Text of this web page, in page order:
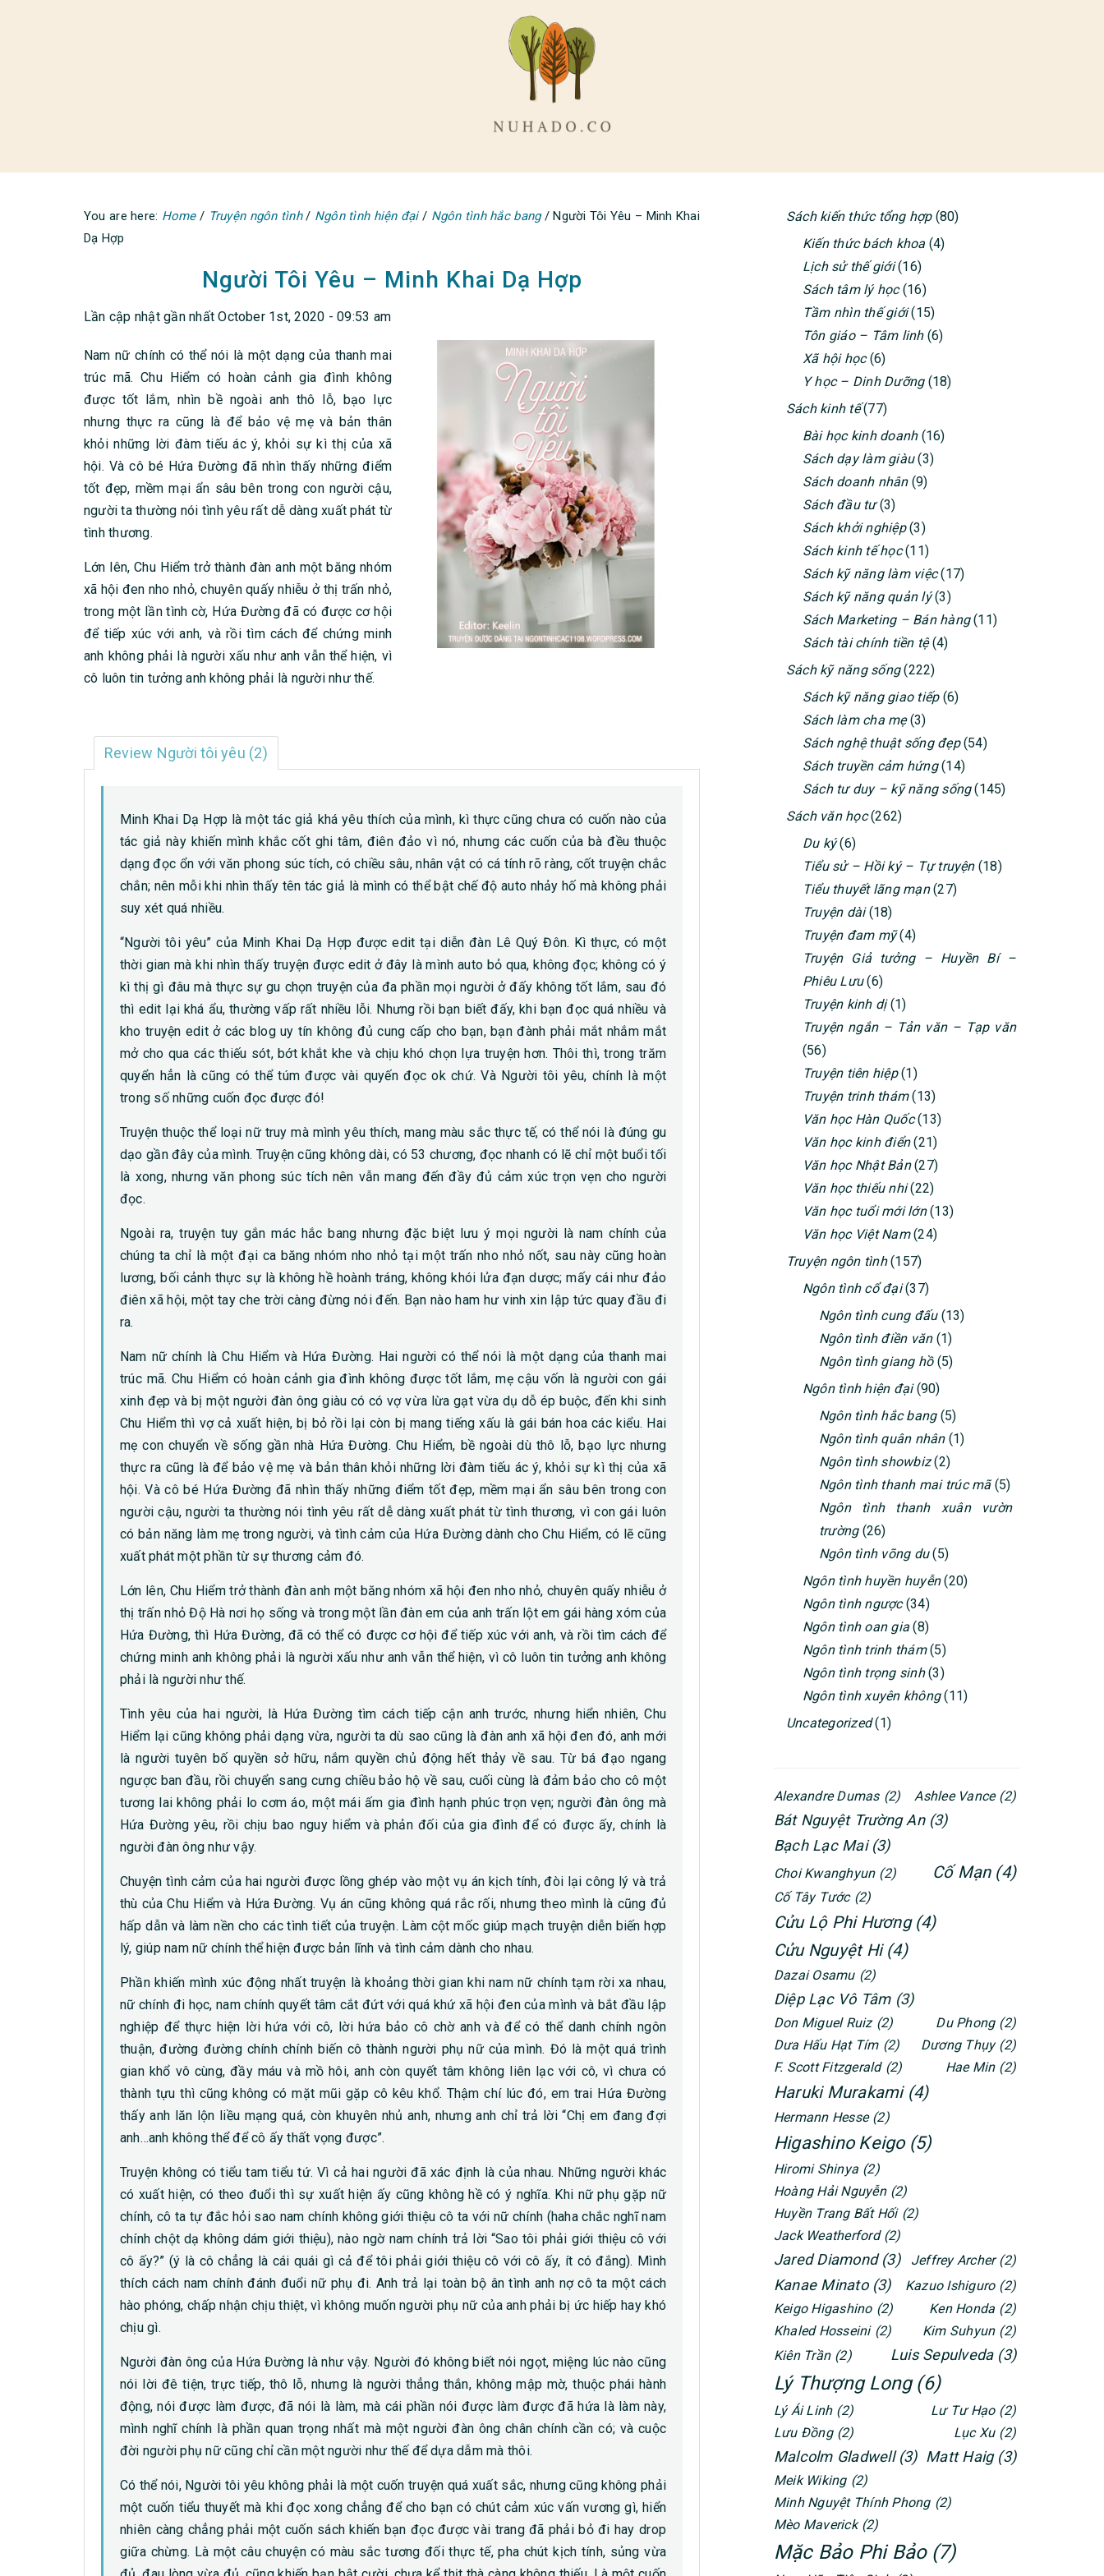
You are here: Home / Truyện ngôn tình / Ngôn tình hiện đại / Ngôn tình hắc bang /Người Tôi Yêu – Minh Khai
Dạ Hợp
Người Tôi Yêu – Minh Khai Dạ Hợp
Lần cập nhật gần nhất October 1st, 2020 - 09:53 am
Nam nữ chính có thể nói là một dạng của thanh mai
trúc mã. Chu Hiểm có hoàn cảnh gia đình không
được tốt lắm, nhìn bề ngoài anh thô lỗ, bạo lực
nhưng thực ra cũng là để bảo vệ mẹ và bản thân
khỏi những lời đàm tiếu ác ý, khỏi sự kì thị của xã
hội. Và cô bé Hứa Đường đã nhìn thấy những điểm
tốt đẹp, mềm mại ẩn sâu bên trong con người cậu,
người ta thường nói tình yêu rất dễ dàng xuất phát từ
tình thương.
Lớn lên, Chu Hiểm trở thành đàn anh một băng nhóm
xã hội đen nho nhỏ, chuyên quấy nhiễu ở thị trấn nhỏ,
trong một lần tình cờ, Hứa Đường đã có được cơ hội
để tiếp xúc với anh, và rồi tìm cách để chứng minh
anh không phải là người xấu như anh vẫn thể hiện, vì
cô luôn tin tưởng anh không phải là người như thế.
Review Người tôi yêu (2)
Minh Khai Dạ Hợp là một tác giả khá yêu thích của mình, kì thực cũng chưa có cuốn nào của
tác giả này khiến mình khắc cốt ghi tâm, điên đảo vì nó, nhưng các cuốn của bà đều thuộc
dạng đọc ổn với văn phong súc tích, có chiều sâu, nhân vật có cá tính rõ ràng, cốt truyện chắc
chắn; nên mỗi khi nhìn thấy tên tác giả là mình có thể bật chế độ auto nhảy hố mà không phải
suy xét quá nhiều.
“Người tôi yêu” của Minh Khai Dạ Hợp được edit tại diễn đàn Lê Quý Đôn. Kì thực, có một
thời gian mà khi nhìn thấy truyện được edit ở đây là mình auto bỏ qua, không đọc; không có ý
kì thị gì đâu mà thực sự gu chọn truyện của đa phần mọi người ở đấy không tốt lắm, sau đó
thì edit lại khá ẩu, thường vấp rất nhiều lỗi. Nhưng rồi bạn biết đấy, khi bạn đọc quá nhiều và
kho truyện edit ở các blog uy tín không đủ cung cấp cho bạn, bạn đành phải mắt nhắm mắt
mở cho qua các thiếu sót, bớt khắt khe và chịu khó chọn lựa truyện hơn. Thôi thì, trong trăm
quyển hẳn là cũng có thể túm được vài quyến đọc ok chứ. Và Người tôi yêu, chính là một
trong số những cuốn đọc được đó!
Truyện thuộc thể loại nữ truy mà mình yêu thích, mang màu sắc thực tế, có thể nói là đúng gu
dạo gần đây của mình. Truyện cũng không dài, có 53 chương, đọc nhanh có lẽ chỉ một buổi tối
là xong, nhưng văn phong súc tích nên vẫn mang đến đầy đủ cảm xúc trọn vẹn cho người
đọc.
Ngoài ra, truyện tuy gắn mác hắc bang nhưng đặc biệt lưu ý mọi người là nam chính của
chúng ta chỉ là một đại ca băng nhóm nho nhỏ tại một trấn nho nhỏ nốt, sau này cũng hoàn
lương, bối cảnh thực sự là không hề hoành tráng, không khói lửa đạn dược; mấy cái như đảo
điên xã hội, một tay che trời càng đừng nói đến. Bạn nào ham hư vinh xin lập tức quay đầu đi
ra.
Nam nữ chính là Chu Hiểm và Hứa Đường. Hai người có thể nói là một dạng của thanh mai
trúc mã. Chu Hiểm có hoàn cảnh gia đình không được tốt lắm, mẹ cậu vốn là người con gái
xinh đẹp và bị một người đàn ông giàu có có vợ vừa lừa gạt vừa dụ dỗ ép buộc, đến khi sinh
Chu Hiểm thì vợ cả xuất hiện, bị bỏ rồi lại còn bị mang tiếng xấu là gái bán hoa các kiểu. Hai
mẹ con chuyển về sống gần nhà Hứa Đường. Chu Hiểm, bề ngoài dù thô lỗ, bạo lực nhưng
thực ra cũng là để bảo vệ mẹ và bản thân khỏi những lời đàm tiếu ác ý, khỏi sự kì thị của xã
hội. Và cô bé Hứa Đường đã nhìn thấy những điểm tốt đẹp, mềm mại ẩn sâu bên trong con
người cậu, người ta thường nói tình yêu rất dễ dàng xuất phát từ tình thương, vì con gái luôn
có bản năng làm mẹ trong người, và tình cảm của Hứa Đường dành cho Chu Hiểm, có lẽ cũng
xuất phát một phần từ sự thương cảm đó.
Lớn lên, Chu Hiểm trở thành đàn anh một băng nhóm xã hội đen nho nhỏ, chuyên quấy nhiễu ở
thị trấn nhỏ Độ Hà nơi họ sống và trong một lần đàn em của anh trấn lột em gái hàng xóm của
Hứa Đường, thì Hứa Đường, đã có thể có được cơ hội để tiếp xúc với anh, và rồi tìm cách để
chứng minh anh không phải là người xấu như anh vẫn thể hiện, vì cô luôn tin tưởng anh không
phải là người như thế.
Tình yêu của hai người, là Hứa Đường tìm cách tiếp cận anh trước, nhưng hiển nhiên, Chu
Hiểm lại cũng không phải dạng vừa, người ta dù sao cũng là đàn anh xã hội đen đó, anh mới
là người tuyên bố quyền sở hữu, nắm quyền chủ động hết thảy về sau. Từ bá đạo ngang
ngược ban đầu, rồi chuyển sang cưng chiều bảo hộ về sau, cuối cùng là đảm bảo cho cô một
tương lai không phải lo cơm áo, một mái ấm gia đình hạnh phúc trọn vẹn; người đàn ông mà
Hứa Đường yêu, rồi chịu bao nguy hiểm và phản đối của gia đình để có được ấy, chính là
người đàn ông như vậy.
Chuyện tình cảm của hai người được lồng ghép vào một vụ án kịch tính, đòi lại công lý và trả
thù của Chu Hiểm và Hứa Đường. Vụ án cũng không quá rắc rối, nhưng theo mình là cũng đủ
hấp dẫn và làm nền cho các tình tiết của truyện. Làm cột mốc giúp mạch truyện diễn biến hợp
lý, giúp nam nữ chính thể hiện được bản lĩnh và tình cảm dành cho nhau.
Phần khiến mình xúc động nhất truyện là khoảng thời gian khi nam nữ chính tạm rời xa nhau,
nữ chính đi học, nam chính quyết tâm cắt đứt với quá khứ xã hội đen của mình và bắt đầu lập
nghiệp để thực hiện lời hứa với cô, lời hứa bảo cô chờ anh và để có thể danh chính ngôn
thuận, đường đường chính chính biến cô thành người phụ nữ của mình. Đó là một quá trình
gian khổ vô cùng, đầy máu và mồ hôi, anh còn quyết tâm không liên lạc với cô, vì chưa có
thành tựu thì cũng không có mặt mũi gặp cô kêu khổ. Thậm chí lúc đó, em trai Hứa Đường
thấy anh lăn lộn liều mạng quá, còn khuyên nhủ anh, nhưng anh chỉ trả lời “Chị em đang đợi
anh…anh không thể để cô ấy thất vọng được”.
Truyện không có tiểu tam tiểu tứ. Vì cả hai người đã xác định là của nhau. Những người khác
có xuất hiện, có theo đuổi thì sự xuất hiện ấy cũng không hề có ý nghĩa. Khi nữ phụ gặp nữ
chính, cô ta tự đắc hỏi sao nam chính không giới thiệu cô ta với nữ chính (haha chắc nghĩ nam
chính chột dạ không dám giới thiệu), nào ngờ nam chính trả lời “Sao tôi phải giới thiệu cô với
cô ấy?” (ý là cô chẳng là cái quái gì cả để tôi phải giới thiệu cô với cô ấy, ít có đắng). Mình
thích cách nam chính đánh đuổi nữ phụ đi. Anh trả lại toàn bộ ân tình anh nợ cô ta một cách
hào phóng, chấp nhận chịu thiệt, vì không muốn người phụ nữ của anh phải bị ức hiếp hay khó
chịu gì.
Người đàn ông của Hứa Đường là như vậy. Người đó không biết nói ngọt, miệng lúc nào cũng
nói lời đê tiện, trực tiếp, thô lỗ, nhưng là người thẳng thắn, không mập mờ, thuộc phái hành
động, nói được làm được, đã nói là làm, mà cái phần nói được làm được đã hứa là làm này,
mình nghĩ chính là phần quan trọng nhất mà một người đàn ông chân chính cần có; và cuộc
đời người phụ nữ cũng chỉ cần một người như thế để dựa dẫm mà thôi.
Có thể nói, Người tôi yêu không phải là một cuốn truyện quá xuất sắc, nhưng cũng không phải
một cuốn tiểu thuyết mà khi đọc xong chẳng để cho bạn có chút cảm xúc vấn vương gì, hiển
nhiên càng chẳng phải một cuốn sách khiến bạn đọc được vài trang đã phải bỏ đi hay drop
giữa chừng. Là một câu chuyện có màu sắc tương đối thực tế, pha chút kịch tính, sủng vừa
PRIMARY
SIDEBAR
Sách kiến thức tổng hợp(80)
Kiến thức bách khoa (4)
Lịch sử thế giới(16)
Sách tâm lý học(16)
Tầm nhìn thế giới(15)
Tôn giáo – Tâm linh(6)
Xã hội học(6)
Y học – Dinh Dưỡng(18)
Sách kinh tế(77)
Bài học kinh doanh(16)
Sách dạy làm giàu(3)
Sách doanh nhân(9)
Sách đầu tư(3)
Sách khởi nghiệp(3)
Sách kinh tế học(11)
Sách kỹ năng làm việc(17)
Sách kỹ năng quản lý(3)
Sách Marketing – Bán hàng(11)
Sách tài chính tiền tệ(4)
Sách kỹ năng sống(222)
Sách kỹ năng giao tiếp(6)
Sách làm cha mẹ(3)
Sách nghệ thuật sống đẹp(54)
Sách truyền cảm hứng(14)
Sách tư duy – kỹ năng sống(145)
Sách văn học(262)
Du ký(6)
Tiểu sử – Hồi ký – Tự truyện(18)
Tiểu thuyết lãng mạn(27)
Truyện dài(18)
Truyện đam mỹ(4)
Truyện Giả tưởng – Huyền Bí –
Phiêu Lưu(6)
Truyện kinh dị(1)
Truyện ngắn – Tản văn – Tạp văn
(56)
Truyện tiên hiệp(1)
Truyện trinh thám(13)
Văn học Hàn Quốc(13)
Văn học kinh điển(21)
Văn học Nhật Bản(27)
Văn học thiếu nhi(22)
Văn học tuổi mới lớn(13)
Văn học Việt Nam(24)
Truyện ngôn tình(157)
Ngôn tình cổ đại(37)
Ngôn tình cung đấu(13)
Ngôn tình điền văn(1)
Ngôn tình giang hồ(5)
Ngôn tình hiện đại(90)
Ngôn tình hắc bang(5)
Ngôn tình quân nhân(1)
Ngôn tình showbiz(2)
Ngôn tình thanh mai trúc mã(5)
Ngôn tình thanh xuân vườn
trường(26)
Ngôn tình võng du(5)
Ngôn tình huyền huyễn(20)
Ngôn tình ngược(34)
Ngôn tình oan gia (8)
Ngôn tình trinh thám(5)
Ngôn tình trọng sinh(3)
Ngôn tình xuyên không(11)
Uncategorized(1)
Alexandre Dumas (2) Ashlee Vance (2)
Bát Nguyệt Trường An (3)
Bạch Lạc Mai (3)
Choi Kwanghyun (2) Cố Mạn (4)
Cố Tây Tước (2)
Cửu Lộ Phi Hương (4)
Cửu Nguyệt Hi (4)
Dazai Osamu (2)
Diệp Lạc Vô Tâm (3)
Don Miguel Ruiz (2) Du Phong (2)
Dưa Hấu Hạt Tím (2) Dương Thụy (2)
F. Scott Fitzgerald (2) Hae Min (2)
Haruki Murakami (4)
Hermann Hesse (2)
Higashino Keigo (5)
Hiromi Shinya (2)
Hoàng Hải Nguyễn (2)
Huyền Trang Bất Hối (2)
Jack Weatherford (2)
Jared Diamond (3) Jeffrey Archer (2)
Kanae Minato (3) Kazuo Ishiguro (2)
Keigo Higashino (2) Ken Honda (2)
Khaled Hosseini (2) Kim Suhyun (2)
Kiên Trần (2) Luis Sepulveda (3)
Lý Thượng Long (6)
Lý Ái Linh (2) Lư Tư Hạo (2)
Lưu Đồng (2) Lục Xu (2)
Malcolm Gladwell (3) Matt Haig (3)
Meik Wiking (2)
Minh Nguyệt Thính Phong (2)
Mèo Maverick (2)
Mặc Bảo Phi Bảo (7)